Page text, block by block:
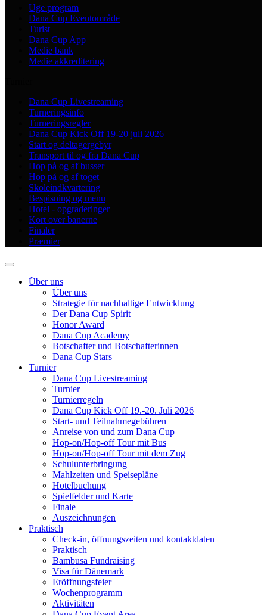
Uge program
Dana Cup Eventområde
Turist
Dana Cup App
Medie bank
Medie akkreditering
Dana Cup Livestreaming
Turneringsinfo
Turneringsregler
Dana Cup Kick Off 19-20 juli 2026
Start og deltagergebyr
Transport til og fra Dana Cup
Hop på og af busser
Hop på og af toget
Skoleindkvartering
Bespisning og menu
Hotel - opgraderinger
Kort over banerne
Finaler
Præmier
Über uns
Über uns
Strategie für nachhaltige Entwicklung
Der Dana Cup Spirit
Honor Award
Dana Cup Academy
Botschafter und Botschafterinnen
Dana Cup Stars
Turnier
Dana Cup Livestreaming
Turnier
Turnierregeln
Dana Cup Kick Off 19.-20. Juli 2026
Start- und Teilnahmegebühren
Anreise von und zum Dana Cup
Hop-on/Hop-off Tour mit Bus
Hop-on/Hop-off Tour mit dem Zug
Schulunterbringung
Mahlzeiten und Speisepläne
Hotelbuchung
Spielfelder und Karte
Finale
Auszeichnungen
Praktisch
Check-in, öffnungszeiten und kontaktdaten
Praktisch
Bambusa Fundraising
Visa für Dänemark
Eröffnungsfeier
Wochenprogramm
Aktivitäten